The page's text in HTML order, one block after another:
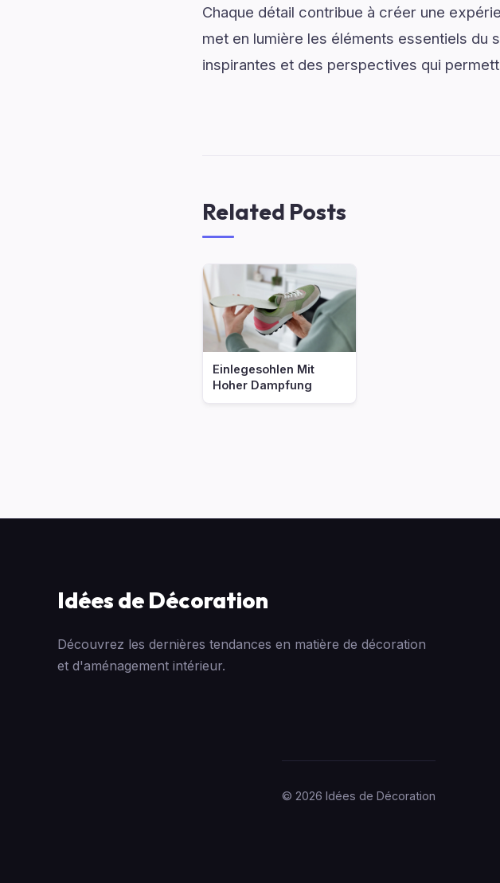
Chaque détail contribue à créer une
met en lumière les éléments essentiels du
inspirantes et des perspectives qui
Related Posts
Einlegesohlen Mit
Hoher Dampfung
Idées de Décoration
Découvrez les dernières tendances en matière de décoration
et d'aménagement intérieur.
© 2026 Idées de Décoration